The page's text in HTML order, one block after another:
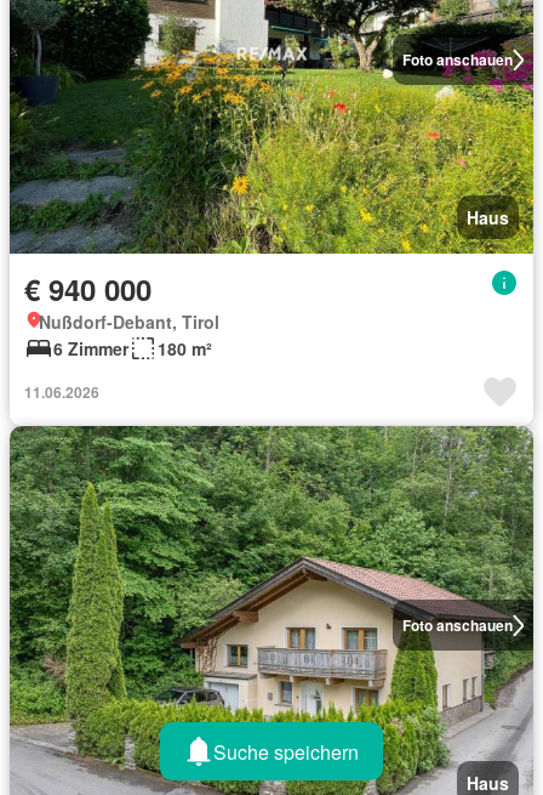
Foto anschauen
Haus
€ 940 000
Nußdorf-Debant, Tirol
6 Zimmer
180 m²
11.06.2026
Foto anschauen
Haus
Suche speichern